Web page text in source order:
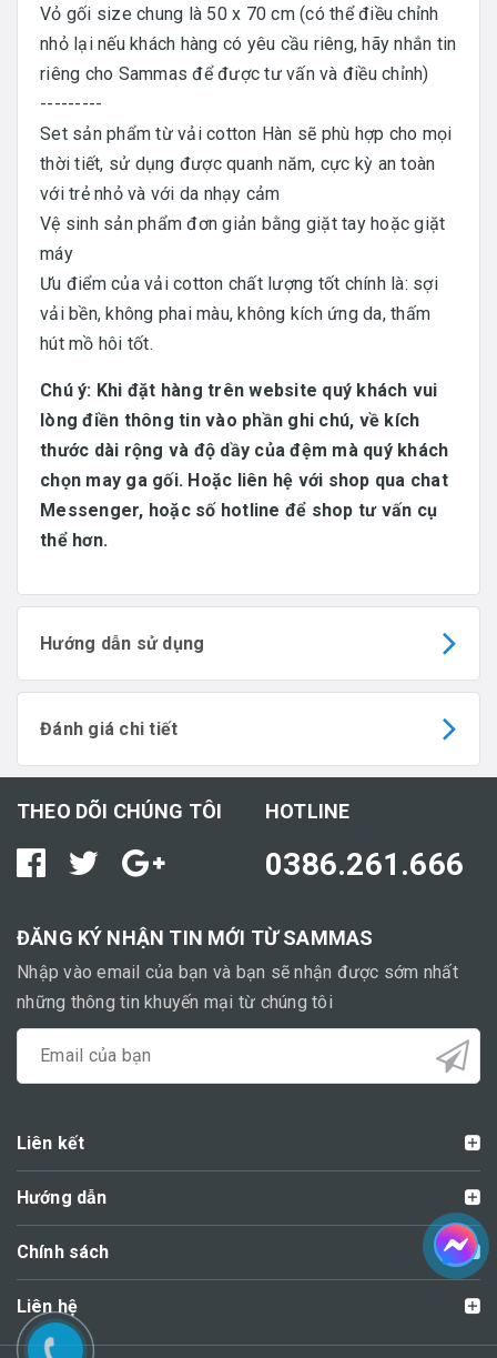
Vỏ gối size chung là 50 x 70 cm (có thể điều chỉnh
nhỏ lại nếu khách hàng có yêu cầu riêng, hãy nhắn tin
riêng cho Sammas để được tư vấn và điều chỉnh)
---------
Set sản phẩm từ vải cotton Hàn sẽ phù hợp cho mọi
thời tiết, sử dụng được quanh năm, cực kỳ an toàn
với trẻ nhỏ và với da nhạy cảm
Vệ sinh sản phẩm đơn giản bằng giặt tay hoặc giặt
máy
Ưu điểm của vải cotton chất lượng tốt chính là: sợi
vải bền, không phai màu, không kích ứng da, thấm
hút mồ hôi tốt.
Chú ý: Khi đặt hàng trên website quý khách vui
lòng điền thông tin vào phần ghi chú, về kích
thước dài rộng và độ dầy của đệm mà quý khách
chọn may ga gối. Hoặc liên hệ với shop qua chat
Messenger, hoặc số hotline để shop tư vấn cụ
thể hơn.
Hướng dẫn sử dụng
Đánh giá chi tiết
THEO DÕI CHÚNG TÔI HOTLINE
0386.261.666
ĐĂNG KÝ NHẬN TIN MỚI TỪ SAMMAS
Nhập vào email của bạn và bạn sẽ nhận được sớm nhất
những thông tin khuyến mại từ chúng tôi
Liên kết
Hướng dẫn
Chính sách
Liên hệ